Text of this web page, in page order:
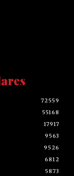
72559
55168
17917
9563
9526
6812
5873